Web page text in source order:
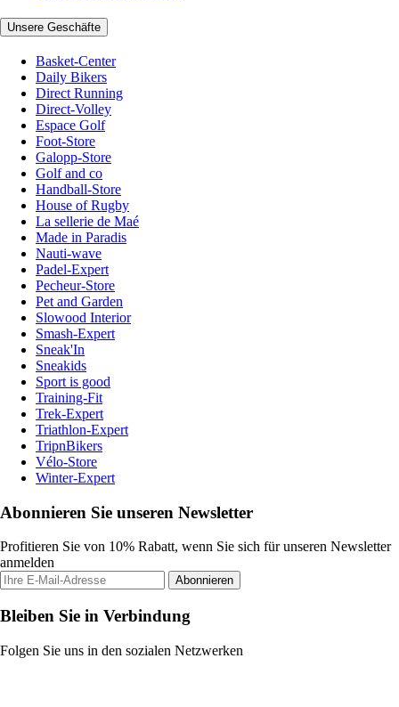
Unsere Geschäfte
Basket-Center
Daily Bikers
Direct Running
Direct-Volley
Espace Golf
Foot-Store
Galopp-Store
Golf and co
Handball-Store
House of Rugby
La sellerie de Maé
Made in Paradis
Nauti-wave
Padel-Expert
Pecheur-Store
Pet and Garden
Slowood Interior
Smash-Expert
Sneak'In
Sneakids
Sport is good
Training-Fit
Trek-Expert
Triathlon-Expert
TripnBikers
Vélo-Store
Winter-Expert
Abonnieren Sie unseren Newsletter
Profitieren Sie von 10% Rabatt, wenn Sie sich für unseren Newsletter
anmelden
Abonnieren
Bleiben Sie in Verbindung
Folgen Sie uns in den sozialen Netzwerken